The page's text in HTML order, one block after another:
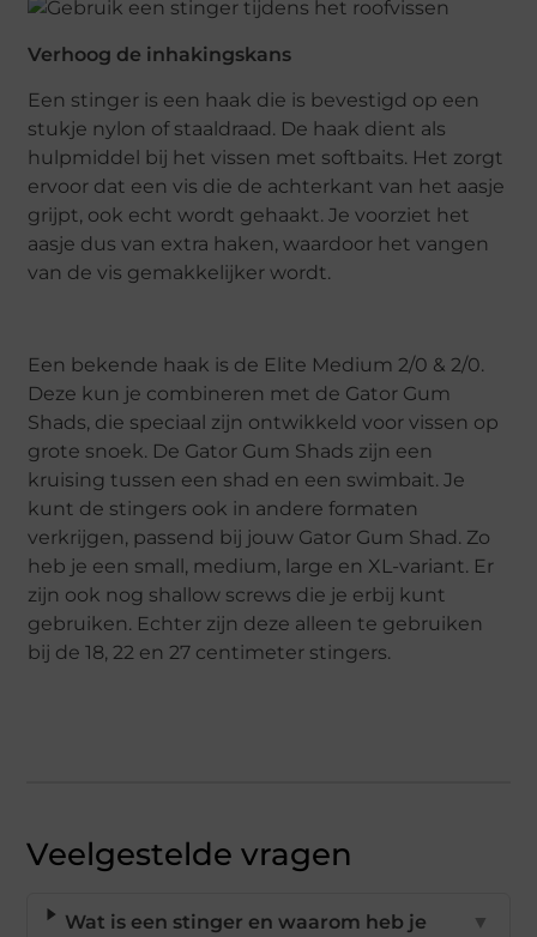
Verhoog de inhakingskans
Een stinger is een haak die is bevestigd op een
stukje nylon of staaldraad. De haak dient als
hulpmiddel bij het vissen met softbaits. Het zorgt
ervoor dat een vis die de achterkant van het aasje
grijpt, ook echt wordt gehaakt. Je voorziet het
aasje dus van extra haken, waardoor het vangen
van de vis gemakkelijker wordt.
Een bekende haak is de Elite Medium 2/0 & 2/0.
Deze kun je combineren met de Gator Gum
Shads, die speciaal zijn ontwikkeld voor vissen op
grote snoek. De Gator Gum Shads zijn een
kruising tussen een shad en een swimbait. Je
kunt de stingers ook in andere formaten
verkrijgen, passend bij jouw Gator Gum Shad. Zo
heb je een small, medium, large en XL-variant. Er
zijn ook nog shallow screws die je erbij kunt
gebruiken. Echter zijn deze alleen te gebruiken
bij de 18, 22 en 27 centimeter stingers.
Veelgestelde vragen
Wat is een stinger en waarom heb je
▼